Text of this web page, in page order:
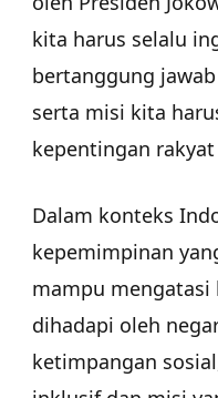
kita harus selalu
bertanggung
serta misi kita
kepentingan rakyat
Dalam konteks
kepemimpinan
mampu mengatasi
dihadapi oleh
ketimpangan